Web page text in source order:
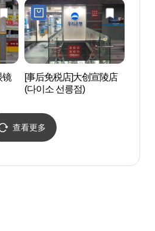
镜
[事后免税店]大创宣陵店
(다이소 선릉점)
查看更多